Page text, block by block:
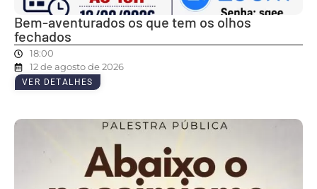
Bem-aventurados os que tem os olhos
fechados
18:00
12 de agosto de 2026
VER DETALHES